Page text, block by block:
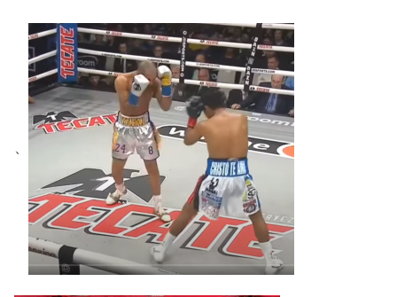
、